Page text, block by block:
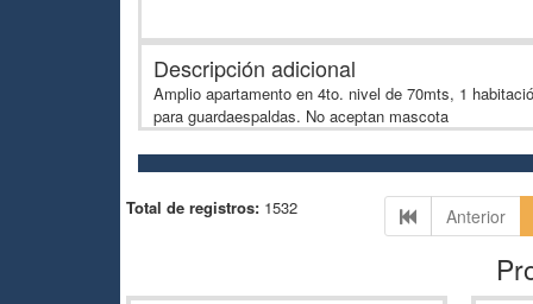
Descripción adicional
Amplio apartamento en 4to. nivel de 70mts, 1
para guardaespaldas. No aceptan mascota
Total de registros:1532 Anterior